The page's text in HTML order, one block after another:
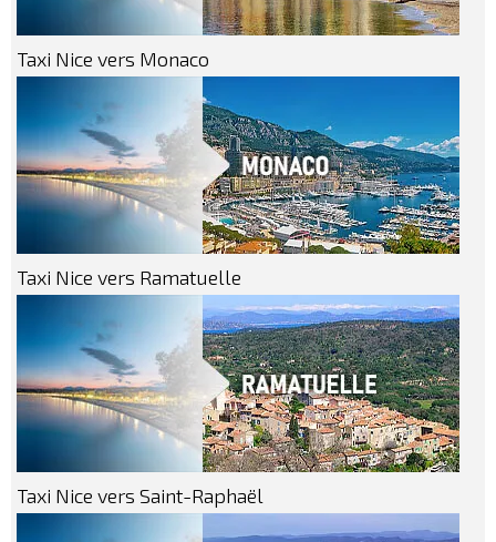
Taxi Nice vers Monaco
Taxi Nice vers Ramatuelle
Taxi Nice vers Saint-Raphaël